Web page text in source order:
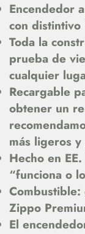
Encendedor
con distintivo
Toda la
prueba de
cualquier
Recargable
obtener un
más ligeros
Hecho en
“funciona o
Combustible:
Zippo
El